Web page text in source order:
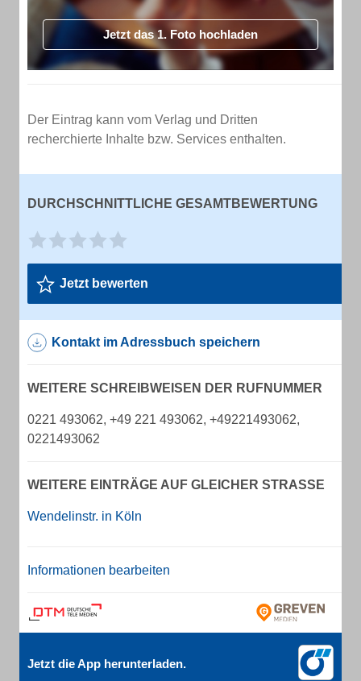
Jetzt das 1. Foto hochladen
Der Eintrag kann vom Verlag und Dritten
recherchierte Inhalte bzw. Services enthalten.
DURCHSCHNITTLICHE GESAMTBEWERTUNG
Jetzt bewerten
Kontakt im Adressbuch speichern
WEITERE SCHREIBWEISEN DER RUFNUMMER
0221 493062, +49 221 493062, +49221493062,
0221493062
WEITERE EINTRÄGE AUF GLEICHER STRASSE
Wendelinstr. in Köln
Informationen bearbeiten
Jetzt die App herunterladen.